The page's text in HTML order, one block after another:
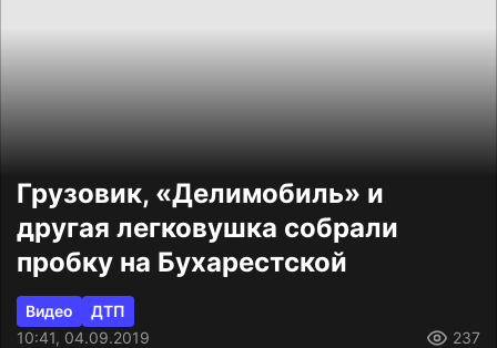
Грузовик, «Делимобиль» и
другая легковушка собрали
пробку на Бухарестской
Видео
ДТП
10:41, 04.09.2019
237